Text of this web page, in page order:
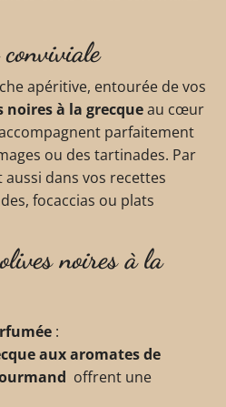
apéritive, entourée de vos
noires à la grecqueau cœur
parfaitement
ou des tartinades. Par
aussi dans vos recettes
focaccias ou plats
noires à la
:
aux aromates de
offrent une